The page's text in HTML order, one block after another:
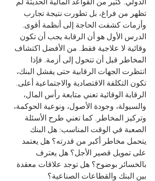
تظهر من فراغ، بل تطورت نتيجة تجارب
وأزمات كشفت الحاجة إلى أنظمة أقوى.
الدرس الأول هو أن الرقابة يجب أن تكون
وقائية لا علاجية فقط. من الأفضل اكتشاف
المخاطر قبل أن تتحول إلى أزمة. فإذا
انتظرت الجهات الرقابية حتى يفشل البنك،
تكون التكلفة الاقتصادية والاجتماعية أعلى.
الرقابة الوقائية تعني متابعة رأس المال،
والسيولة، وجودة الأصول، ونوعية الحوكمة،
وتركيز المخاطر. كما تعني طرح الأسئلة
الصعبة في الوقت المناسب: هل البنك
يتحمل مخاطر أكبر من قدرته؟ هل يعتمد
على تمويل قصير الأجل؟ هل يعترف
بالخسائر بوضوح؟ هل توجد علاقات معقدة
بين البنك والقطاعات الصناعية؟